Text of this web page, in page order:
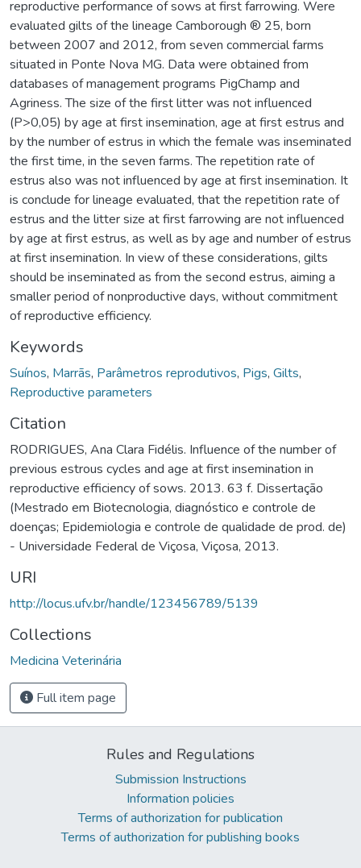
reproductive performance of sows at first farrowing. Were
evaluated gilts of the lineage Camborough ® 25, born
between 2007 and 2012, from seven commercial farms
situated in Ponte Nova MG. Data were obtained from
databases of management programs PigChamp and
Agriness. The size of the first litter was not influenced
(P>0,05) by age at first insemination, age at first estrus and
by the number of estrus in which the female was inseminated
the first time, in the seven farms. The repetition rate of
estrus also was not influenced by age at first insemination. It
is conclude for lineage evaluated, that the repetition rate of
estrus and the litter size at first farrowing are not influenced
by age at first estrus, as well as by age and number of estrus
at first insemination. In view of these considerations, gilts
should be inseminated as from the second estrus, aiming a
smaller period of nonproductive days, without commitment
of reproductive efficiency.
Keywords
Suínos, Marrãs, Parâmetros reprodutivos, Pigs, Gilts,
Reproductive parameters
Citation
RODRIGUES, Ana Clara Fidélis. Influence of the number of
previous estrous cycles and age at first insemination in
reproductive efficiency of sows. 2013. 63 f. Dissertação
(Mestrado em Biotecnologia, diagnóstico e controle de
doenças; Epidemiologia e controle de qualidade de prod. de)
- Universidade Federal de Viçosa, Viçosa, 2013.
URI
http://locus.ufv.br/handle/123456789/5139
Collections
Medicina Veterinária
Full item page
Rules and Regulations
Submission Instructions
Information policies
Terms of authorization for publication
Terms of authorization for publishing books